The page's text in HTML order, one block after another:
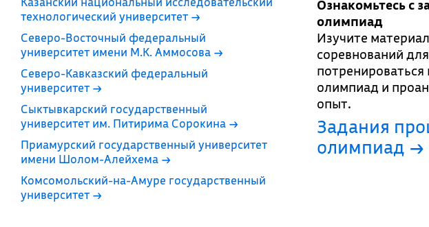
технологический университет →
Северо-Восточный федеральный
университет имени М.К. Аммосова →
Северо-Кавказский федеральный
университет →
Сыктывкарский государственный
университет им. Питирима Сорокина →
Приамурский государственный университет
имени Шолом-Алейхема →
Комсомольский-на-Амуре государственный
университет →
Ознакомьтесь с
олимпиад
Изучите
соревнований
олимпиад и
опыт.
Задания
олимпиад →